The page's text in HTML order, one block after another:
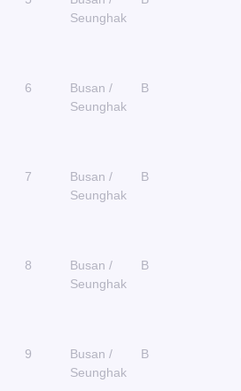
Seunghak
6
Busan /
Seunghak
B
7
Busan /
Seunghak
B
8
Busan /
Seunghak
B
9
Busan /
Seunghak
B